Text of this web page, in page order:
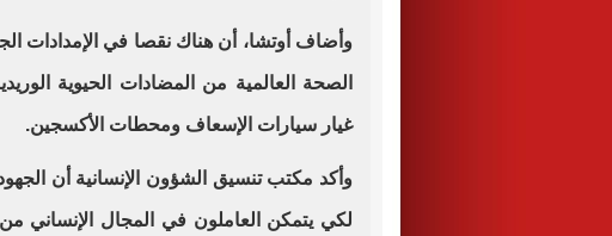
وأضاف أوتشا، أن هناك نقصا في الإمدادات
الصحة العالمية من المضادات الحيوية
غيار سيارات الإسعاف ومحطات الأكسجين.
وأكد مكتب تنسيق الشؤون الإنسانية أن
لكي يتمكن العاملون في المجال الإنساني